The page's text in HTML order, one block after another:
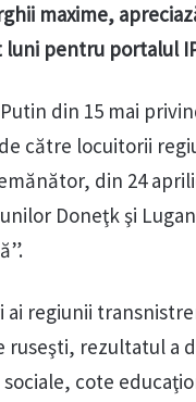
maxime,
pentru portalul
din 15 mai
către locuitorii
din 24
Doneţk şi
ai regiunii
rezultatul a
cote